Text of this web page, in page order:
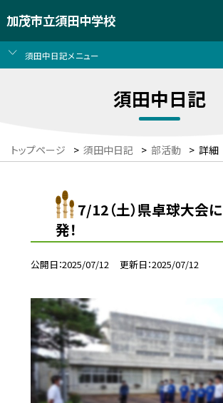
加茂市立須田中学校
須田中日記メニュー
須田中日記
トップページ > 須田中日記 > 部活動 > 詳細
7/12（土）県卓球大会
発！
公開日 2025/07/12 更新日 2025/07/12